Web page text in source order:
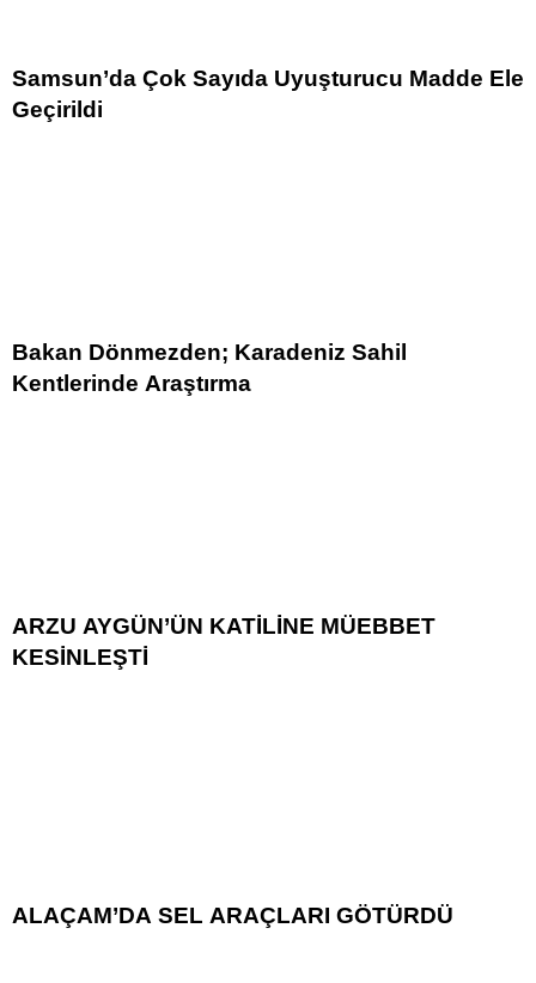
Samsun’da Çok Sayıda Uyuşturucu Madde Ele
Geçirildi
Bakan Dönmezden; Karadeniz Sahil
Kentlerinde Araştırma
ARZU AYGÜN’ÜN KATİLİNE MÜEBBET
KESİNLEŞTİ
ALAÇAM’DA SEL ARAÇLARI GÖTÜRDÜ